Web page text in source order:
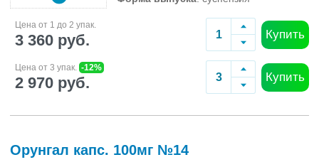
Цена от 1 до 2 упак.
3 360 руб. Купить
Цена от 3 упак. -12%
2 970 руб. Купить
Орунгал капс. 100мг №14